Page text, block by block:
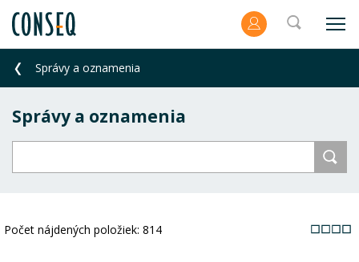
Správy a oznamenia
Správy a oznamenia
Počet nájdených položiek: 814